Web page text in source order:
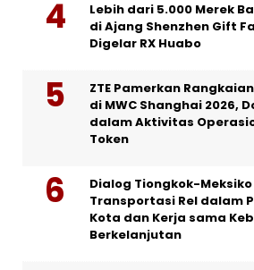
Lebih dari 5.000 Merek
di Ajang Shenzhen Gift
Digelar RX Huabo
ZTE Pamerkan
di MWC Shanghai 2026,
dalam Aktivitas
Token
Dialog Tiongkok-
Transportasi Rel dalam
Kota dan Kerja sama
Berkelanjutan